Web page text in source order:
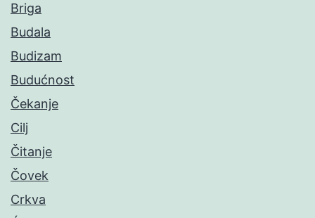
Briga
Budala
Budizam
Budućnost
Čekanje
Cilj
Čitanje
Čovek
Crkva